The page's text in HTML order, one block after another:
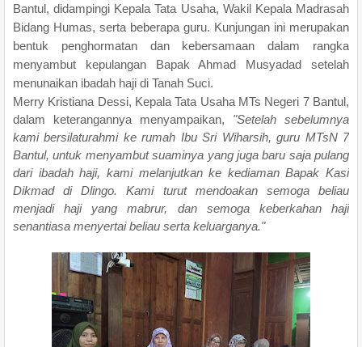
Bantul, didampingi Kepala Tata Usaha, Wakil Kepala Madrasah
Bidang Humas, serta beberapa guru. Kunjungan ini merupakan
bentuk penghormatan dan kebersamaan dalam rangka
menyambut kepulangan Bapak Ahmad Musyadad setelah
menunaikan ibadah haji di Tanah Suci.
Merry Kristiana Dessi, Kepala Tata Usaha MTs Negeri 7 Bantul,
dalam keterangannya menyampaikan, "Setelah sebelumnya
kami bersilaturahmi ke rumah Ibu Sri Wiharsih, guru MTsN 7
Bantul, untuk menyambut suaminya yang juga baru saja pulang
dari ibadah haji, kami melanjutkan ke kediaman Bapak Kasi
Dikmad di Dlingo. Kami turut mendoakan semoga beliau
menjadi haji yang mabrur, dan semoga keberkahan haji
senantiasa menyertai beliau serta keluarganya."